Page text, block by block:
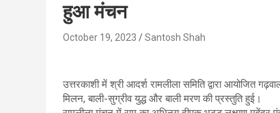
हुआ मंचन
October 19, 2023 Santosh Shah
उत्तरकाशी में श्री आदर्श रामलीला समिति द्वारा आयोजित
मिलन, बाली-सुग्रीव युद्ध और बाली मरण की प्रस्तुति हुई।